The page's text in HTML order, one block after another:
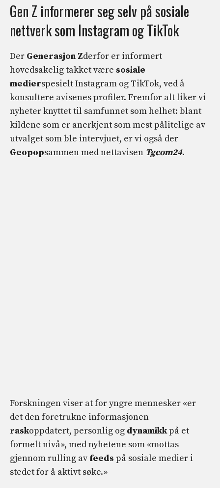
Gen Z informerer seg selv på sosiale
nettverk som Instagram og TikTok
Der Generasjon Zderfor er informert
hovedsakelig takket være sosiale
medierspesielt Instagram og TikTok, ved å
konsultere avisenes profiler. Fremfor alt liker vi
nyheter knyttet til samfunnet som helhet: blant
kildene som er anerkjent som mest pålitelige av
utvalget som ble intervjuet, er vi også der
Geopopsammen med nettavisen Tgcom24.
Forskningen viser at for yngre mennesker «er
det den foretrukne informasjonen
raskoppdatert, personlig og dynamikkpå et
formelt nivå», med nyhetene som «mottas
gjennom rulling av feeds på sosiale medier i
stedet for å aktivt søke.»